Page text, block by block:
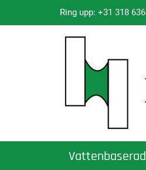
Ring upp: +31 318